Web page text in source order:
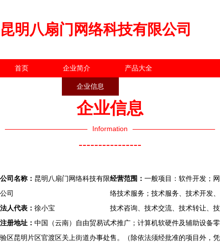
昆明八扇门网络科技有限公司
首页 企业简介 产品大全
企业信息
企业信息
Information
----------------
公司名称： 昆明八扇门网络科技有限
公司
法人代表： 徐小宝
注册地址： 中国（云南）自由贸易试
验区昆明片区官渡区关上街道办事处
经营范围： 一般项目：软件开发；网
络技术服务；技术服务、技术开发、
技术咨询、技术交流、技术转让、技
术推广；计算机软硬件及辅助设备零
售。（除依法须经批准的项目外，凭